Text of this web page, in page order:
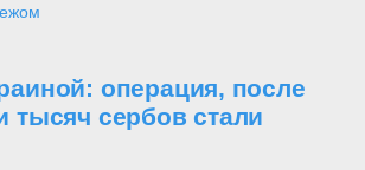
операция, после
тысяч сербов стали